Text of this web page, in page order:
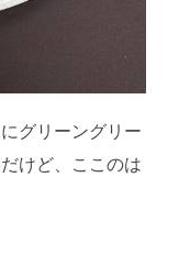
グリーングリー
けど、ここのは